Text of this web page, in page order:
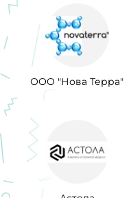
ООО "Нова Терра"